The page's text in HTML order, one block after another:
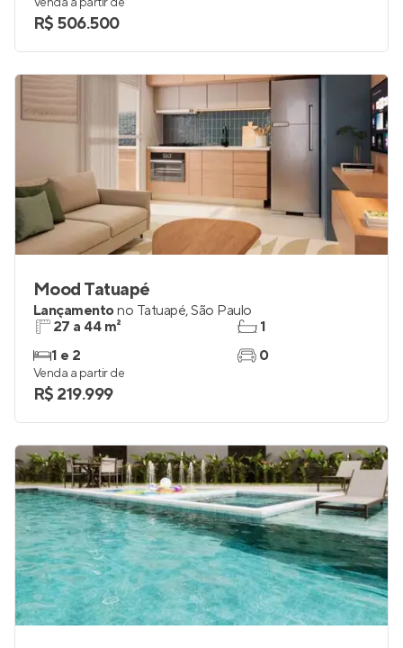
R$ 506.500
Mood Tatuapé
Lançamentono Tatuapé,São Paulo
27 a 44 m²
1 e 2
1
0
Venda a partir de
R$ 219.999